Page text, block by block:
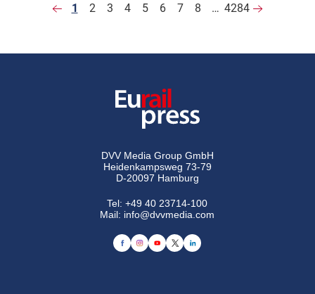
1 2 3 4 5 6 7 8 … 4284
DVV Media Group GmbH
Heidenkampsweg 73-79
D-20097 Hamburg
Tel:+49 40 23714-100
Mail: info@dvvmedia.com